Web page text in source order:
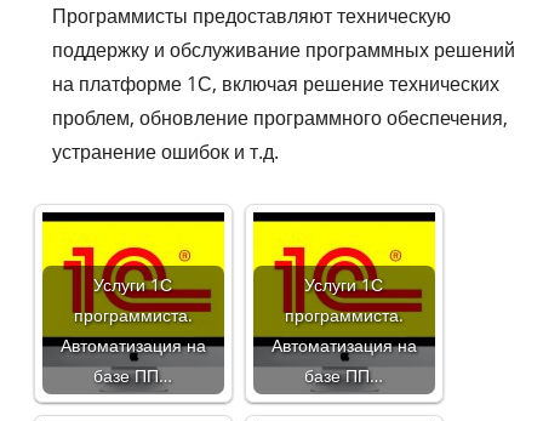
Программисты предоставляют техническую
поддержку и обслуживание программных решений
на платформе 1С, включая решение технических
проблем, обновление программного обеспечения,
устранение ошибок и т.д.
Услуги 1С
программиста.
Автоматизация на
базе ПП…
Услуги 1С
программиста.
Автоматизация на
базе ПП…